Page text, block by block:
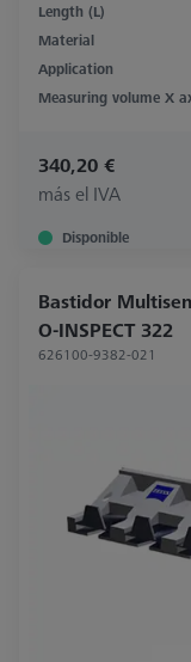
Length (L)
Material
Application
Measuring volume X
340,20 €
más el IVA
Disponible
Bastidor
O-INSPECT 322
626100-9382-021